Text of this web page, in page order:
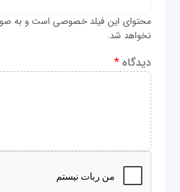
محتوای این فیلد خصوصی است و به
نخواهد شد.
دیدگاه*